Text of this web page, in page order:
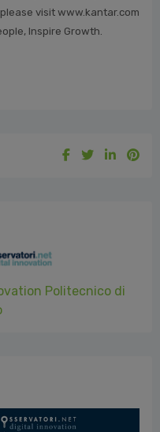
please visit www.kantar.com
Inspire Growth.
Politecnico di